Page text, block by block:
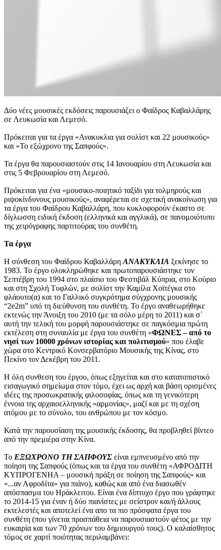
Δύο νέες μουσικές εκδόσεις παρουσιάζει ο Φαίδρος Καβαλλάρης
σε Λευκωσία και Λεμεσό.
Πρόκειται για τα έργα «Ανακυκλια για σολίστ και 22 μουσικούς»
και «Το εξώχρονο της Σαπφούς».
Τα έργα θα παρουσιαστούν στις 14 Ιανουαρίου στη Λευκωσία και
στις 5 Φεβρουαρίου στη Λεμεσό.
Πρόκειται για ένα «μουσικο-ποιητικό ταξίδι για τολμηρούς και
ριψοκίνδυνους μουσικούς», αναφέρεται σε σχετική ανακοίνωση για
τα έργα του Φαίδρου Καβαλλάρη, που κυκλοφορούν έκαστο σε
δίγλωσση ειδική έκδοση (ελληνικά και αγγλικά), σε πανομοιότυπο
της χειρόγραφης παρτιτούρας του συνθέτη.
Τα έργα
Η σύνθεση του Φαίδρου Καβαλλάρη ΑΝΑΚΥΚΛΙΑ ξεκίνησε το
1983. Το έργο ολοκληρώθηκε και πρωτοπαρουσιάστηκε τον
Σεπτέβρη του 1994 στο πλαίσιο του Φεστιβάλ Κύπρια, στο Κούριο
και στη Σχολή Τυφλών, με σολίστ την Καμίλα Χοϊτέγκα στο
φλάουτο(α) και το Γαλλικό συγκρότημα σύγχρονης μουσικής
“2e2m” υπό τη διεύθυνση του συνθέτη. Το έργο αναθεωρήθηκε
εκτενώς την Άνοιξη του 2010 (με τα σόλο μέρη το 2011) και σ᾽
αυτή την τελική του μορφή παρουσιάστηκε σε παγκόσμια πρώτη
εκτέλεση στη συναυλία με έργα του συνθέτη «ΦΩΝΕΣ – από το
νησί των 10000 χρόνων ιστορίας και πολιτισμού» που έλαβε
χώρα στο Κεντρικό Κονσερβατόριο Μουσικής της Κίνας, στο
Πεκίνο τον Δεκέβρη του 2011.
Η όλη συνθεση του έργου, όπως εξηγείται και στο κατατοπιστικό
εισαγωγικό σημείωμα στον τόμο, έχει ως αρχή και βάση ορισμένες
ιδέες της προσωκρατικής φιλοσοφίας, όπως και τη γενικότερη
έννοια της αρχαιοελληνικής «αρμονίας», μαζί και με τη σχέση
ατόμου με το σύνολο, του ανθρώπου με τον κόσμο.
Κατά την παρουσίαση της μουσικής έκδοσης, θα προβληθεί βίντεο
από την πρεμιέρα στην Κίνα.
Το ΕΞΩΧΡΟΝΟ ΤΗ ΣΑΠΦΟΥΣ είναι εμπνευσμένο από την
ποίηση της Σαπφούς (όπως και τα έργα του συνθέτη «ΑΦΡΟΔΙΤΗ
ΚΥΠΡΟΓΕΝΗΑ – μουσική πράξη σε ποίηση της Σαπφούς» και
«...αν Αφροδίτα» για πιάνο), καθώς και από ένα διασωθέν
απόσπασμα του Ηράκλειτου. Είναι ένα δίπτυχο έργο που γράφτηκε
το 2014-15 για έναν ή δύο πιανίστες με σείστρον και/ή άλλους
εκτελεστές και αποτελεί ένα απο τα πιο πρόσφατα έργα του
συνθέτη (που γίνεται προσπάθεια να παρουσιαστούν φέτος με την
ευκαιρία και των 70 χρόνων του δημιουργού τους). Ο καλαίσθητος
τόμος σε χαρτί ποιότητας περιλαμβάνει: